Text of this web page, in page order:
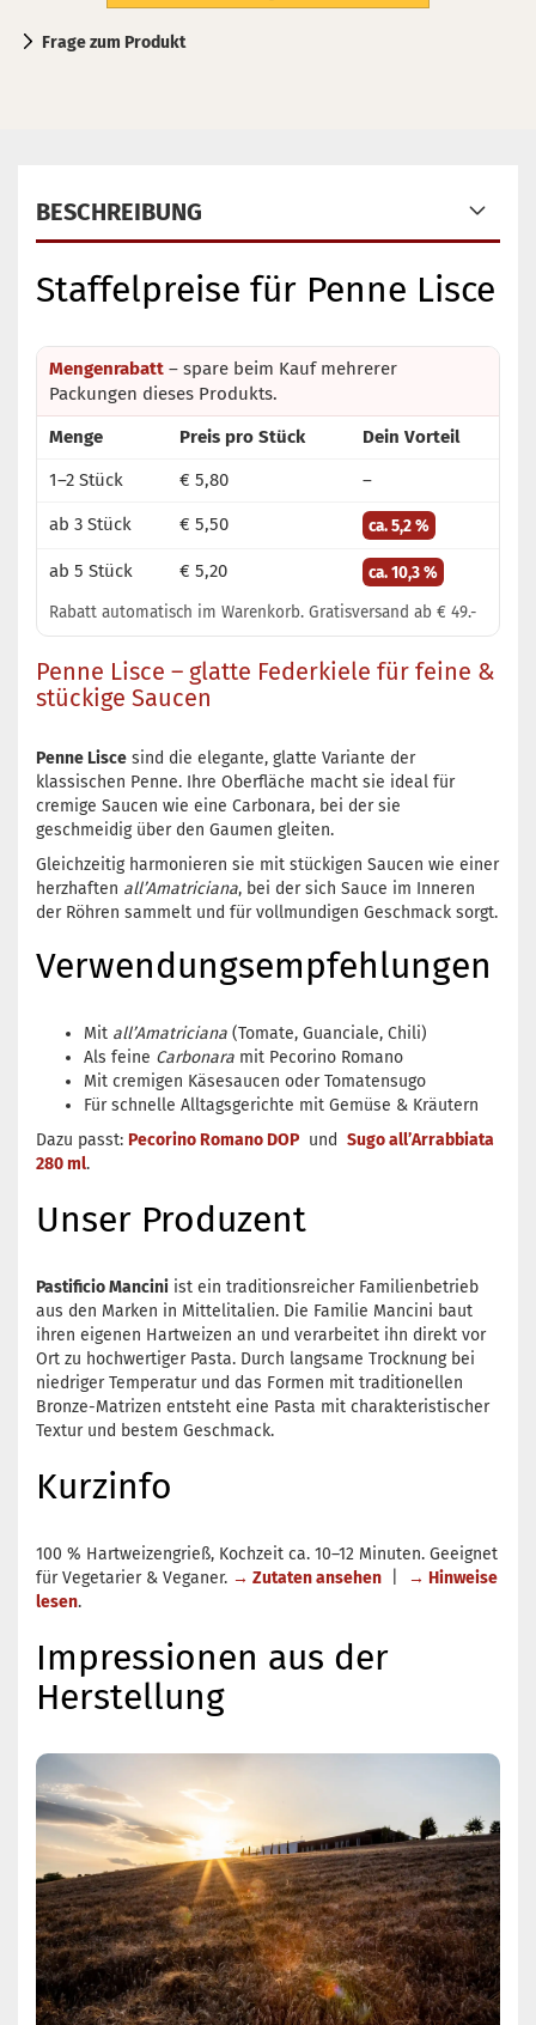
Frage zum Produkt
BESCHREIBUNG
Staffelpreise für Penne Lisce
Mengenrabatt – spare beim Kauf mehrerer
Packungen dieses Produkts.
Menge Preis pro Stück
Dein Vorteil
1–2 Stück
€ 5,80 –
ab 3 Stück € 5,50 ca. 5,2 %
ab 5 Stück € 5,20
ca. 10,3 %
Rabatt automatisch im Warenkorb. Gratisversand ab € 49.-
Penne Lisce – glatte Federkiele für feine &
stückige Saucen
Penne Lisce sind die elegante, glatte Variante der
klassischen Penne. Ihre Oberfläche macht sie ideal für
cremige Saucen wie eine Carbonara, bei der sie
geschmeidig über den Gaumen gleiten.
Gleichzeitig harmonieren sie mit stückigen Saucen wie einer
herzhaften all’Amatriciana, bei der sich Sauce im Inneren
der Röhren sammelt und für vollmundigen Geschmack sorgt.
Verwendungsempfehlungen
Mit all’Amatriciana (Tomate, Guanciale, Chili)
Als feine Carbonara mit Pecorino Romano
Mit cremigen Käsesaucen oder Tomatensugo
Für schnelle Alltagsgerichte mit Gemüse & Kräutern
Dazu passt: Pecorino Romano DOP und Sugo all’Arrabbiata
280 ml.
Unser Produzent
Pastificio Mancini ist ein traditionsreicher Familienbetrieb
aus den Marken in Mittelitalien. Die Familie Mancini baut
ihren eigenen Hartweizen an und verarbeitet ihn direkt vor
Ort zu hochwertiger Pasta. Durch langsame Trocknung bei
niedriger Temperatur und das Formen mit traditionellen
Bronze-Matrizen entsteht eine Pasta mit charakteristischer
Textur und bestem Geschmack.
Kurzinfo
100 % Hartweizengrieß, Kochzeit ca. 10–12 Minuten. Geeignet
für Vegetarier & Veganer. → Zutaten ansehen
→ Hinweise
lesen.
Impressionen aus der
Herstellung